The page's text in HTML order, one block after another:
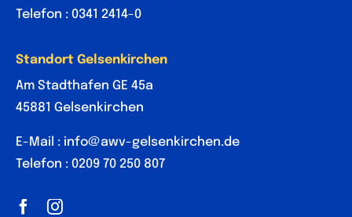
Telefon : 0341 2414-0
Standort Gelsenkirchen
Am Stadthafen GE 45a
45881 Gelsenkirchen
E-Mail : info@awv-gelsenkirchen.de
Telefon : 0209 70 250 807